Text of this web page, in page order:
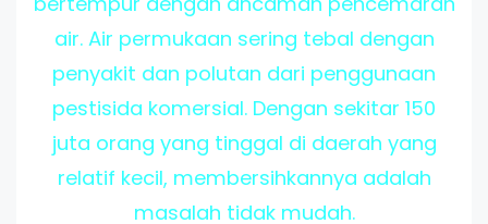
air. Air permukaan sering tebal dengan
penyakit dan polutan dari penggunaan
pestisida komersial. Dengan sekitar 150
juta orang yang tinggal di daerah yang
relatif kecil, membersihkannya adalah
masalah tidak mudah.